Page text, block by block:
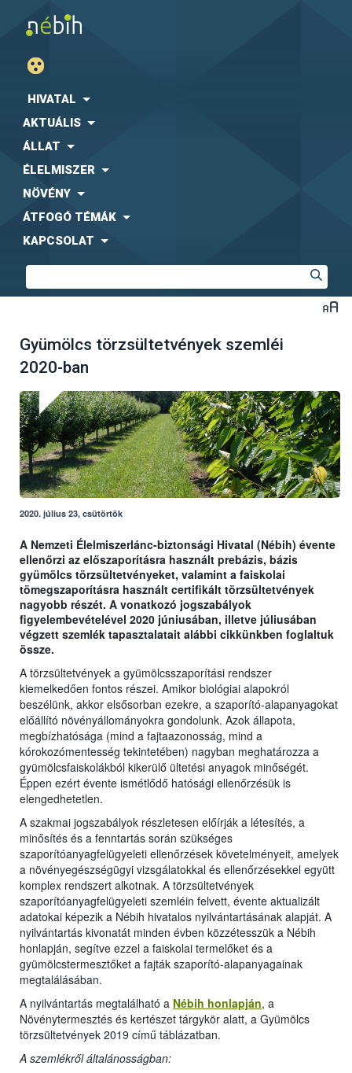
HIVATAL
AKTUÁLIS
ÁLLAT
ÉLELMISZER
NÖVÉNY
ÁTFOGÓ TÉMÁK
KAPCSOLAT
Gyümölcs törzsültetvények szemléi
2020-ban
2020. július 23, csütörtök
A Nemzeti Élelmiszerlánc-biztonsági Hivatal (Nébih) évente
ellenőrzi az előszaporításra használt prebázis, bázis
gyümölcs törzsültetvényeket, valamint a faiskolai
tömegszaporításra használt certifikált törzsültetvények
nagyobb részét. A vonatkozó jogszabályok
figyelembevételével 2020 júniusában, illetve júliusában
végzett szemlék tapasztalatait alábbi cikkünkben foglaltuk
össze.
A törzsültetvények a gyümölcsszaporítási rendszer
kiemelkedően fontos részei. Amikor biológiai alapokról
beszélünk, akkor elsősorban ezekre, a szaporító-alapanyagokat
előállító növényállományokra gondolunk. Azok állapota,
megbízhatósága (mind a fajtaazonosság, mind a
kórokozómentesség tekintetében) nagyban meghatározza a
gyümölcsfaiskolákból kikerülő ültetési anyagok minőségét.
Éppen ezért évente ismétlődő hatósági ellenőrzésük is
elengedhetetlen.
A szakmai jogszabályok részletesen előírják a létesítés, a
minősítés és a fenntartás során szükséges
szaporítóanyagfelügyeleti ellenőrzések követelményeit, amelyek
a növényegészségügyi vizsgálatokkal és ellenőrzésekkel együtt
komplex rendszert alkotnak. A törzsültetvények
szaporítóanyagfelügyeleti szemléin felvett, évente aktualizált
adatokai képezik a Nébih hivatalos nyilvántartásának alapját. A
nyilvántartás kivonatát minden évben közzétesszük a Nébih
honlapján, segítve ezzel a faiskolai termelőket és a
gyümölcstermesztőket a fajták szaporító-alapanyagainak
megtalálásában.
A nyilvántartás megtalálható a Nébih honlapján, a
Növénytermesztés és kertészet tárgykör alatt, a Gyümölcs
törzsültetvények 2019 című táblázatban.
A szemlékről általánosságban: